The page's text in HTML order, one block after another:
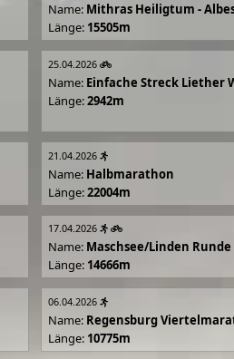
Name: Mithras Heiligtum -
Länge: 15505m
25.04.2026
Name: Einfache Streck Liether
Länge:2942m
21.04.2026
Name: Halbmarathon
Länge:22004m
17.04.2026
Name: Maschsee/Linden Runde
Länge: 14666m
06.04.2026
Name: Regensburg
Länge: 10775m